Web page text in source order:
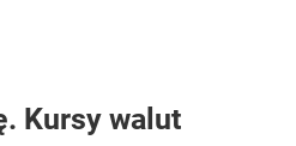
Kursy walut